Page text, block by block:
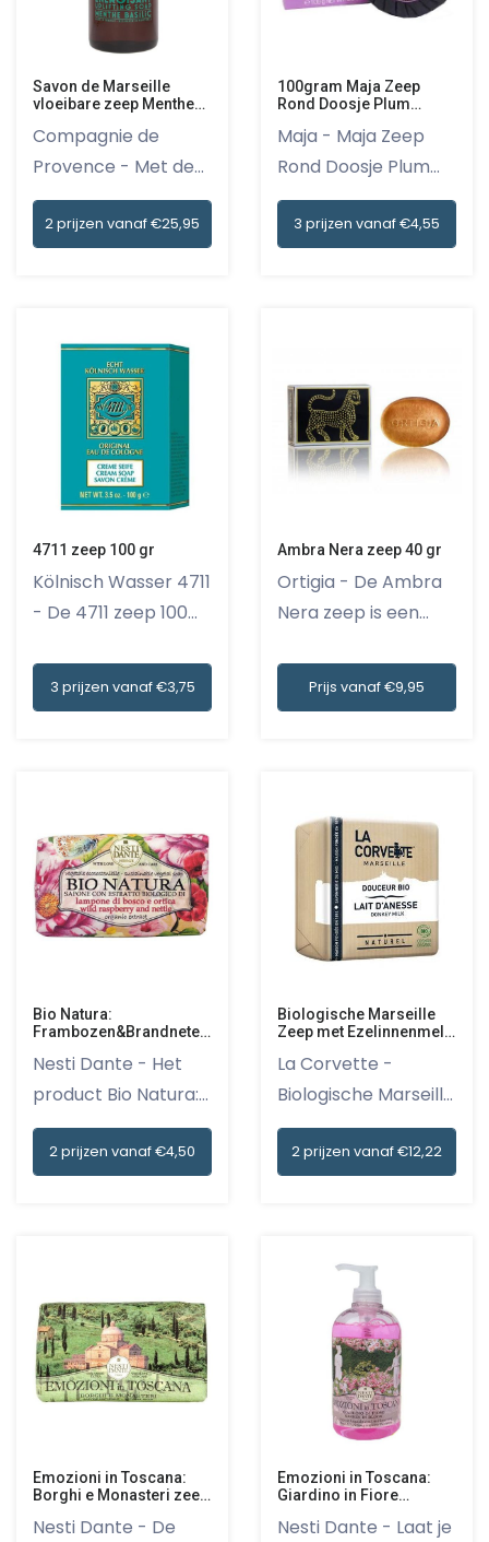
Savon de Marseille
vloeibare zeep Menthe
Compagnie de
Provence - Met de
Savon de Mar...
2 prijzen vanaf €25,95
100gram Maja Zeep
Rond Doosje Plum
Maja - Maja Zeep
Rond Doosje Plum
Blossom i...
3 prijzen vanaf €4,55
4711 zeep 100 gr
Kölnisch Wasser 4711
- De 4711 zeep 100
3 prijzen vanaf €3,75
Ambra Nera zeep 40 gr
Ortigia - De Ambra
Nera zeep is een
Prijs vanaf €9,95
Bio Natura:
Frambozen&Brandnetel
Nesti Dante - Het
product Bio Natura:
Framb...
2 prijzen vanaf €4,50
Biologische Marseille
Zeep met Ezelinnenmelk
La Corvette -
Biologische Marseille
Zeep me...
2 prijzen vanaf €12,22
Emozioni in Toscana:
Borghi e Monasteri zeep
Nesti Dante - De
Emozioni in Toscana:
Giardino in Fiore
ml
Nesti Dante - Laat je